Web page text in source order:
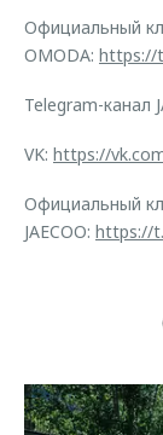
Официальный
OMODA: https://
Telegram-канал
VK: https://
Официальный
JAECOO: https://